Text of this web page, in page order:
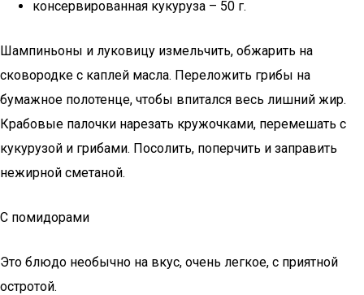
консервированная кукуруза – 50 г.
Шампиньоны и луковицу измельчить, обжарить на
сковородке с каплей масла. Переложить грибы на
бумажное полотенце, чтобы впитался весь лишний жир.
Крабовые палочки нарезать кружочками, перемешать с
кукурузой и грибами. Посолить, поперчить и заправить
нежирной сметаной.
С помидорами
Это блюдо необычно на вкус, очень легкое, с приятной
остротой.